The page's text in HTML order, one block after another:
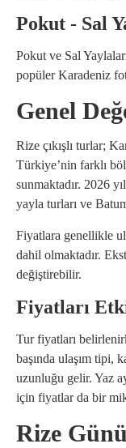
Pokut - Sal
Pokut ve Sal
popüler Karadeniz
Genel
Rize çıkışlı turlar;
Türkiye’nin farklı
sunmaktadır. 2026
yayla turları ve Batum
Fiyatlara genellikle
dahil olmaktadır.
değiştirebilir.
Fiyatları
Tur fiyatları
başında ulaşım tipi,
uzunluğu gelir. Yaz
için fiyatlar da bir
Rize